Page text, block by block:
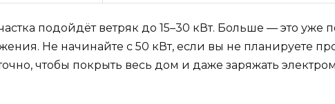
подойдёт ветряк до 15–30 кВт. Больше — это
Не начинайте с 50 кВт, если вы не планируете
чтобы покрыть весь дом и даже заряжать